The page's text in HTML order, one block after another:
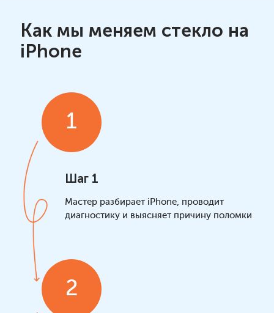
Как мы меняем стекло на
iPhone
1
Шаг 1
Мастер разбирает iPhone, проводит
диагностику и выясняет причину поломки
2